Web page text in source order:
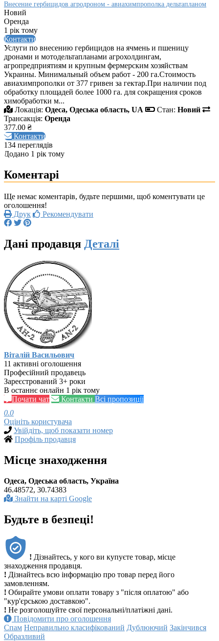
Внесение гербицидов агродроном - авиахимпрополка дельтапланом
Новий
Оренда
1 рік тому
Контакти
Услуги по внесению гербицидов на ячмень и пшеницу
дронами и мотодельтапланами агрохолдингам,
агропредприятиям и крупным фермерским хозяйствам
Украины. Минимальный объем работ - 200 га.Стоимость
авиахимпрополки от 377 гривен за гектар.При наличии под
обработку площадей более 1000 га. для сокращения сроков
химобработки м...
Локація: Одеса, Одеська область, UA Стан: Новий
Трансакція: Оренда
377.00 ₴
Контакти
134 переглядів
Додано 1 рік тому
Коментарі
Ще немає коментарів, будьте першими, щоб коментувати це
оголошення!
Друк
Рекомендувати
Дані продавця Деталі
Віталій Васильович
11 активні оголошення
Професійний продавець
Зареєстрований 3+ роки
В останнє онлайн 1 рік тому
Почати чат
Контакти Всі пропозиції
0.0
Оцініть користувача
Увійдіть, щоб показати номер
Профіль продавця
Місце знаходження
Одеса, Одеська область, Україна
46.48572, 30.74383
Знайти на карті Google
Будьте в безпеці!
! Дізнайтесь, у кого ви купуєте товар, місце
знаходження продавця.
! Дізнайтесь всю інформацію про товар перед його
замовленням.
! Обирайте умови оплати товару з "після оплатою" або
"кур'єрською доставкою".
! Не розголошуйте свої персональні/платіжні дані.
Повідомити про оголошення
Спам Неправильно класифікований Дублюючий Закінчився
Образливий